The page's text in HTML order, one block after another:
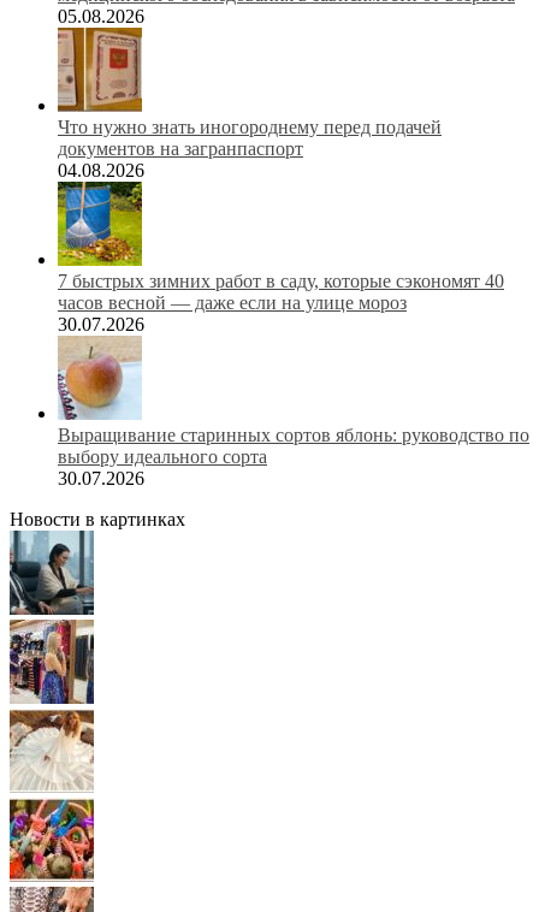
05.08.2026
Что нужно знать иногороднему перед подачей
документов на загранпаспорт
04.08.2026
7 быстрых зимних работ в саду, которые сэкономят 40
часов весной — даже если на улице мороз
30.07.2026
Выращивание старинных сортов яблонь: руководство по
выбору идеального сорта
30.07.2026
Новости в картинках